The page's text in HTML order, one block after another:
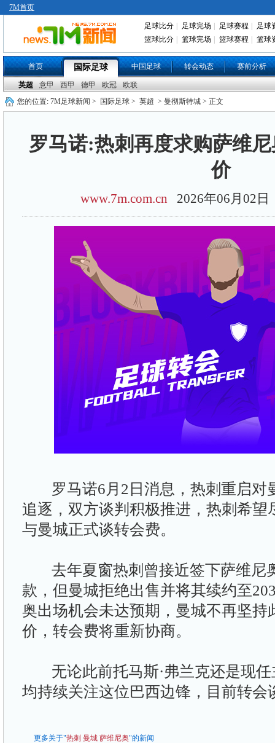
7M首页
足球比分 足球完场 足球赛程
足球
篮球比分
篮球完场 篮球赛程 篮球
首页 国际足球 中国足球 转会动态 赛前分析
英超 意甲 西甲 德甲 欧冠
欧联
您的位置: 7M足球新闻 > 国际足球 > 英超 > 曼彻斯特城 > 正文
罗马诺:热刺再度求购萨维
价
www.7m.com.cn 2026年06月02
罗马诺6月2日消息，热刺重启对
追逐，双方谈判积极推进，热刺希望
与曼城正式谈转会费。
去年夏窗热刺曾接近签下萨维尼
款，但曼城拒绝出售并将其续约至
奥出场机会未达预期，曼城不再坚持
价，转会费将重新协商。
无论此前托马斯·弗兰克还是现任
均持续关注这位巴西边锋，目前转会
更多关于"热刺 曼城 萨维尼奥"的新闻